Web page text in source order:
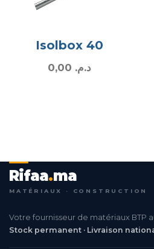
Isolbox 40
د.م.
Rifaa.ma
MATÉRIAUX · CONSTRUCTION
Votre fournisseur de matériaux BTP
Stock permanent · Livraison